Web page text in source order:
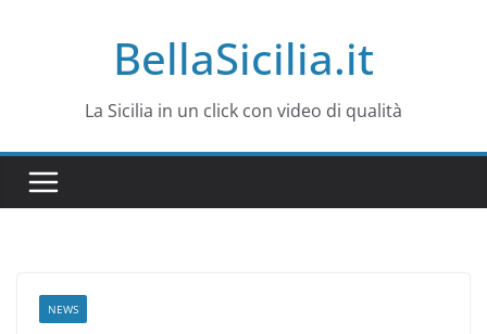
BellaSicilia.it
La Sicilia in un click con video di qualità
NEWS